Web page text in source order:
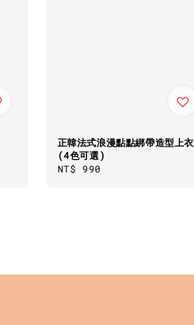
正韓法式浪漫點點綁帶造型上衣
(4色可選)
Regular
NT$ 990